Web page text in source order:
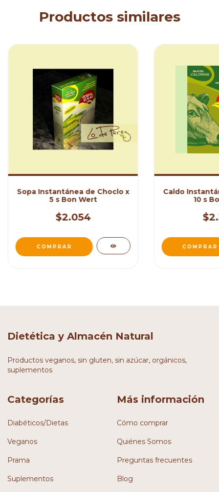
Productos similares
Sopa Instantánea de Choclo x
5 s Bon Wert
$2.054
Caldo
10 s
Dietética y Almacén Natural
Productos veganos, sin gluten, sin azúcar, orgánicos,
suplementos
Categorías
Diabéticos/Dietas
Veganos
Prama
Suplementos
Más información
Cómo comprar
Quiénes Somos
Preguntas frecuentes
Blog